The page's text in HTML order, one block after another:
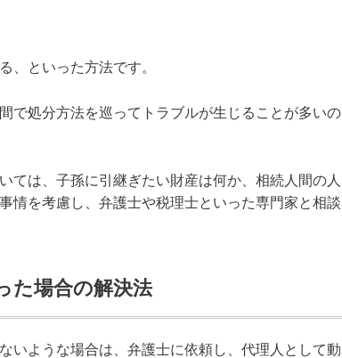
、といった方法です。
で処分方法を巡ってトラブルが生じることが多いの
ては、子孫に引継ぎたい財産は何か、相続人間の人
情を考慮し、弁護士や税理士といった専門家と相談
た場合の解決法
いような場合は、弁護士に依頼し、代理人として動